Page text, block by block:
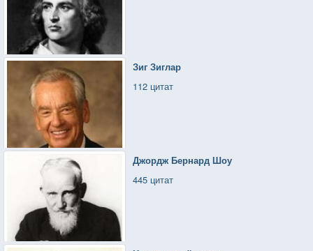
Зиг Зиглар
112 цитат
Джордж Бернард Шоу
445 цитат